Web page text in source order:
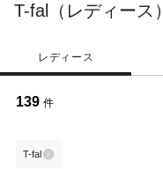
T-fal（レディース）
レディース
139 件
T-fal